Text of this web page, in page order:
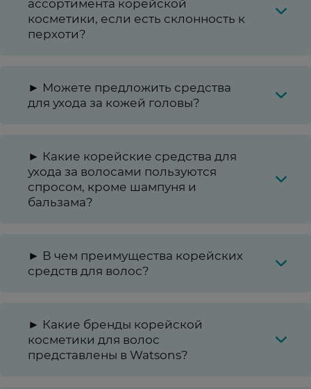
ассортимента корейской
косметики, если есть склонность к
перхоти?
► Можете предложить средства
для ухода за кожей головы?
► Какие корейские средства для
ухода за волосами пользуются
спросом, кроме шампуня и
бальзама?
► В чем преимущества корейских
средств для волос?
► Какие бренды корейской
косметики для волос
представлены в Watsons?